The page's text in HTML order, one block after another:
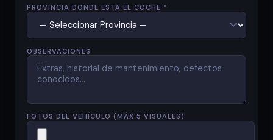
PROVINCIA DONDE ESTÁ EL COCHE *
OBSERVACIONES
FOTOS DEL VEHÍCULO (MÁX 5 VISUALES)